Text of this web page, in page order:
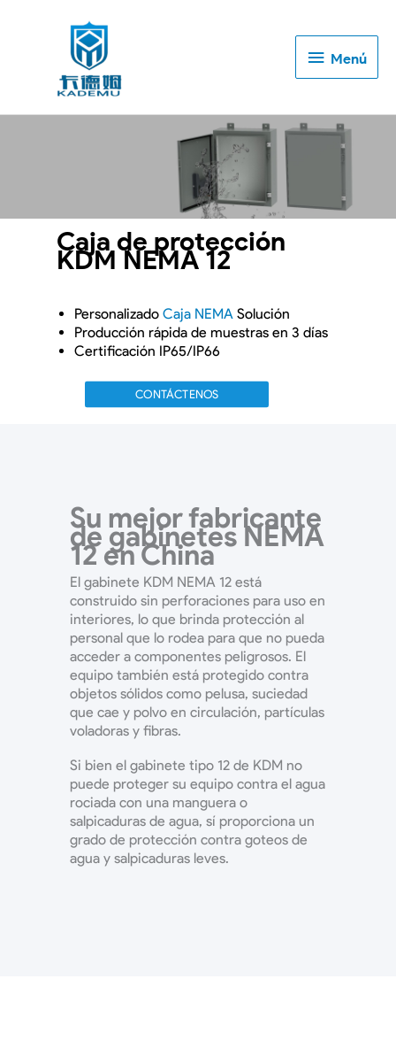
Menú
Menú
Caja de protección
KDM NEMA 12
Personalizado Caja NEMA Solución
Producción rápida de muestras en 3 días
Certificación IP65/IP66
CONTÁCTENOS
Su mejor fabricante
de gabinetes NEMA
12 en China
El gabinete KDM NEMA 12 está
construido sin perforaciones para uso en
interiores, lo que brinda protección al
personal que lo rodea para que no pueda
acceder a componentes peligrosos. El
equipo también está protegido contra
objetos sólidos como pelusa, suciedad
que cae y polvo en circulación, partículas
voladoras y fibras.
Si bien el gabinete tipo 12 de KDM no
puede proteger su equipo contra el agua
rociada con una manguera o
salpicaduras de agua, sí proporciona un
grado de protección contra goteos de
agua y salpicaduras leves.